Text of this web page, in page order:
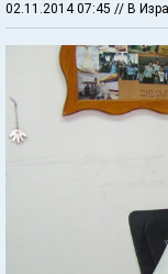
02.11.2014 07:45 // В